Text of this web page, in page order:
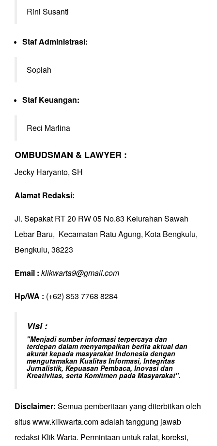
Rini Susanti
Staf Administrasi:
Sopiah
Staf Keuangan:
Reci Marlina
OMBUDSMAN & LAWYER :
Jecky Haryanto, SH
Alamat Redaksi:
Jl. Sepakat RT 20 RW 05 No.83 Kelurahan Sawah
Lebar Baru, Kecamatan Ratu Agung, Kota Bengkulu,
Bengkulu, 38223
Email : klikwarta9@gmail.com
Hp/WA : (+62) 853 7768 8284
Visi :
"Menjadi sumber informasi terpercaya dan
terdepan dalam menyampaikan berita aktual dan
akurat kepada masyarakat Indonesia dengan
mengutamakan Kualitas Informasi, Integritas
Jurnalistik, Kepuasan Pembaca, Inovasi dan
Kreativitas, serta Komitmen pada Masyarakat".
Disclaimer: Semua pemberitaan yang diterbitkan oleh
situs www.klikwarta.com adalah tanggung jawab
redaksi Klik Warta. Permintaan untuk ralat, koreksi,